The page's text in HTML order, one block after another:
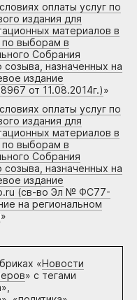
оплаты услуг по
издания для
материалов в
по выборам в
Собрания
назначенных на
издание
от 11.08.2014г.)»
оплаты услуг по
издания для
материалов в
по выборам в
Собрания
назначенных на
издание
(св-во Эл № ФС77-
на региональном
»
«Новости
» с тегами